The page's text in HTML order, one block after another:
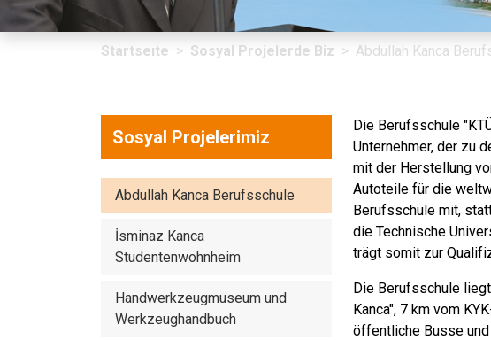
Kontakt
Startseıte Sosyal Projelerde Biz Abdullah Kanca
Sosyal Projelerimiz
Abdullah Kanca Berufsschule
İsminaz Kanca
Studentenwohnheim
Handwerkzeugmuseum und
Werkzeughandbuch
Die Berufsschule
Unternehmer, der zu
mit der Herstellung
Autoteile für die
Berufsschule mit,
die Technische
trägt somit zur
Die Berufsschule
Kanca", 7 km vom
öffentliche Busse